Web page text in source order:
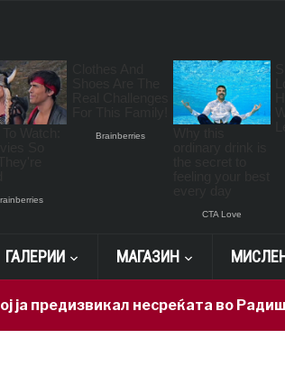
ГАЛЕРИИ МАГАЗИН
несреќата во